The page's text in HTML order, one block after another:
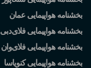
بخشنامه هواپیمایی عمان
بخشنامه هواپیمایی فلایدبی
بخشنامه هواپیمایی فلایوان
بخشنامه هواپیمایی کنویاسا